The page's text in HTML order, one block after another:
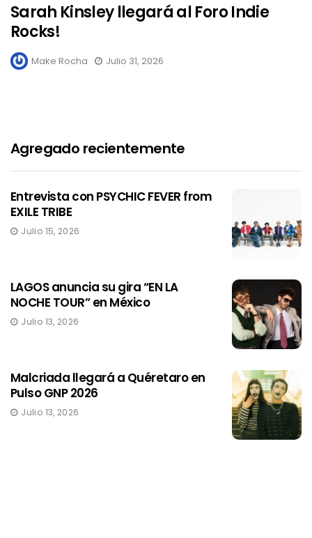
Sarah Kinsley llegará al Foro Indie
Rocks!
Make Rocha Julio 31, 2026
Agregado recientemente
Entrevista con PSYCHIC FEVER from
EXILE TRIBE
Julio 15, 2026
LAGOS anuncia su gira “EN LA
NOCHE TOUR” en México
Julio 13, 2026
Malcriada llegará a Quéretaro en
Pulso GNP 2026
Julio 13, 2026